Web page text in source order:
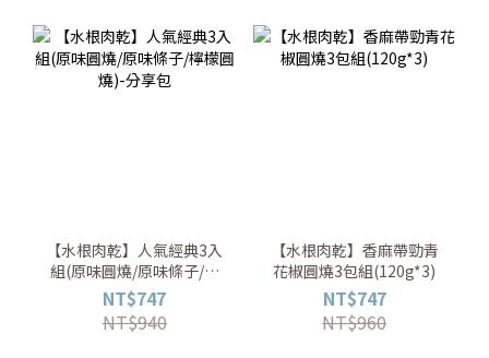
【水根肉乾】人氣經典3入
組(原味圓燒/原味條子/檸
檬圓燒)-分享包
NT$747
NT$940
【水根肉乾】香麻帶勁青
花椒圓燒3包組(120g*3)
NT$747
NT$960